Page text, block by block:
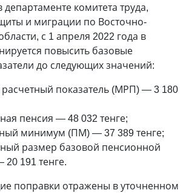
комитета труда,
и миграции по Восточно-
с 1 апреля 2022 года в
повысить базовые
до следующих значений:
показатель (МРП) — 3 180
пенсия — 48 032 тенге;
минимум (ПМ) — 37 389 тенге;
размер базовой пенсионной
191 тенге.
поправки отражены в уточненном